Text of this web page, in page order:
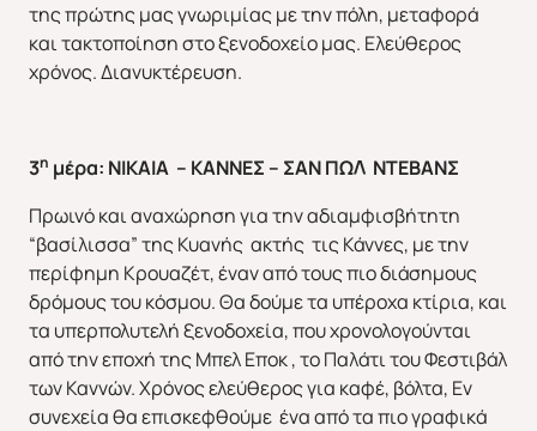
της πρώτης μας γνωριμίας με την πόλη, μεταφορά
και τακτοποίηση στο ξενοδοχείο μας. Ελεύθερος
χρόνος. Διανυκτέρευση.
3η μέρα: ΝΙΚΑΙΑ – ΚΑΝΝΕΣ – ΣΑΝ ΠΩΛ ΝΤΕΒΑΝΣ
Πρωινό και αναχώρηση για την αδιαμφισβήτητη
“βασίλισσα” της Κυανής ακτής τις Κάννες, με την
περίφημη Κρουαζέτ, έναν από τους πιο διάσημους
δρόμους του κόσμου. Θα δούμε τα υπέροχα κτίρια, και
τα υπερπολυτελή ξενοδοχεία, που χρονολογούνται
από την εποχή της Μπελ Εποκ , το Παλάτι του Φεστιβάλ
των Καννών. Χρόνος ελεύθερος για καφέ, βόλτα, Εν
συνεχεία θα επισκεφθούμε ένα από τα πιο γραφικά